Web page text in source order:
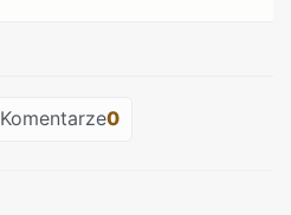
Komentarze0